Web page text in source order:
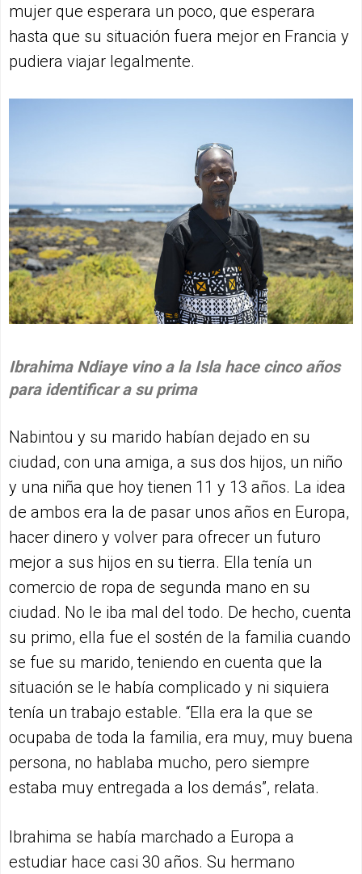
mujer que esperara un poco, que esperara
hasta que su situación fuera mejor en Francia y
pudiera viajar legalmente.
Ibrahima Ndiaye vino a la Isla hace cinco años
para identificar a su prima
Nabintou y su marido habían dejado en su
ciudad, con una amiga, a sus dos hijos, un niño
y una niña que hoy tienen 11 y 13 años. La idea
de ambos era la de pasar unos años en Europa,
hacer dinero y volver para ofrecer un futuro
mejor a sus hijos en su tierra. Ella tenía un
comercio de ropa de segunda mano en su
ciudad. No le iba mal del todo. De hecho, cuenta
su primo, ella fue el sostén de la familia cuando
se fue su marido, teniendo en cuenta que la
situación se le había complicado y ni siquiera
tenía un trabajo estable. “Ella era la que se
ocupaba de toda la familia, era muy, muy buena
persona, no hablaba mucho, pero siempre
estaba muy entregada a los demás”, relata.
Ibrahima se había marchado a Europa a
estudiar hace casi 30 años. Su hermano